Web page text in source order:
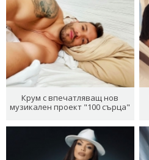
Крум с впечатляващ нов
музикален проект "100 сърца"